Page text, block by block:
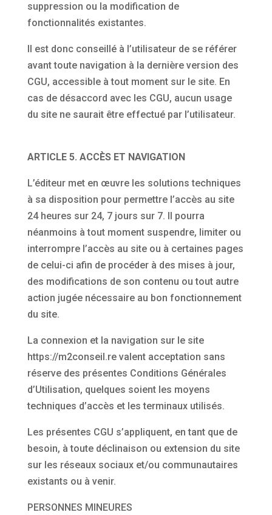
suppression ou la modification de
fonctionnalités existantes.
Il est donc conseillé à l’utilisateur de se référer
avant toute navigation à la dernière version des
CGU, accessible à tout moment sur le site. En
cas de désaccord avec les CGU, aucun usage
du site ne saurait être effectué par l’utilisateur.
ARTICLE 5. ACCÈS ET NAVIGATION
L’éditeur met en œuvre les solutions techniques
à sa disposition pour permettre l’accès au site
24 heures sur 24, 7 jours sur 7. Il pourra
néanmoins à tout moment suspendre, limiter ou
interrompre l’accès au site ou à certaines pages
de celui-ci afin de procéder à des mises à jour,
des modifications de son contenu ou tout autre
action jugée nécessaire au bon fonctionnement
du site.
La connexion et la navigation sur le site
https://m2conseil.re valent acceptation sans
réserve des présentes Conditions Générales
d’Utilisation, quelques soient les moyens
techniques d’accès et les terminaux utilisés.
Les présentes CGU s’appliquent, en tant que de
besoin, à toute déclinaison ou extension du site
sur les réseaux sociaux et/ou communautaires
existants ou à venir.
PERSONNES MINEURES